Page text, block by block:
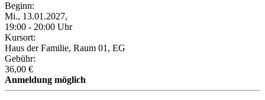
Beginn:
Mi., 13.01.2027,
19:00 - 20:00 Uhr
Kursort:
Haus der Familie, Raum 01, EG
Gebühr:
36,00 €
Anmeldung möglich